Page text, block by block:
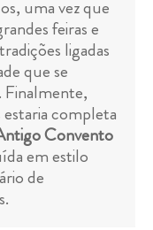
uma vez que
feiras e
ligadas
que se
Finalmente,
completa
Convento
em estilo
de